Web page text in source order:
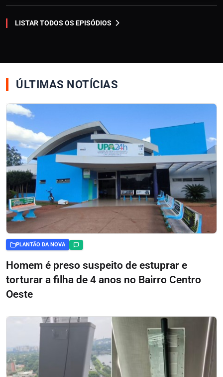
LISTAR TODOS OS EPISÓDIOS
ÚLTIMAS NOTÍCIAS
PLANTÃO DA NOVA
Homem é preso suspeito de estuprar e
torturar a filha de 4 anos no Bairro Centro
Oeste